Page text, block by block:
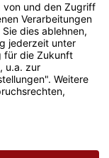
1
für Tassen